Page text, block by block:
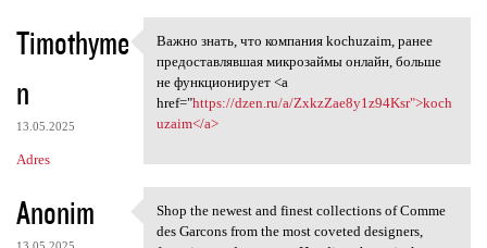
Timothyme
n
13.05.2025
Adres
Важно знать, что компания
Важно знать, что компания kochuzaim, ранее
предоставлявшая микрозаймы онлайн, больше
не функционирует <a
href="https://dzen.ru/a/ZxkzZae8y1z94Ksr">koch
uzaim</a>
Anonim Shop the newest and finest
Shop the newest and finest collections of Comme
des Garcons from the most coveted designers,